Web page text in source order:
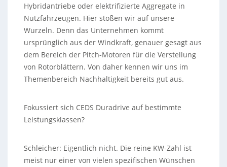
Hybridantriebe oder elektrifizierte Aggregate in
Nutzfahrzeugen. Hier stoßen wir auf unsere
Wurzeln. Denn das Unternehmen kommt
ursprünglich aus der Windkraft, genauer gesagt aus
dem Bereich der Pitch-Motoren für die Verstellung
von Rotorblättern. Von daher kennen wir uns im
Themenbereich Nachhaltigkeit bereits gut aus.
Fokussiert sich CEDS Duradrive auf bestimmte
Leistungsklassen?
Schleicher: Eigentlich nicht. Die reine KW-Zahl ist
meist nur einer von vielen spezifischen Wünschen